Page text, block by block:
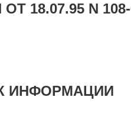
18.07.95 N
ИНФОРМАЦИИ